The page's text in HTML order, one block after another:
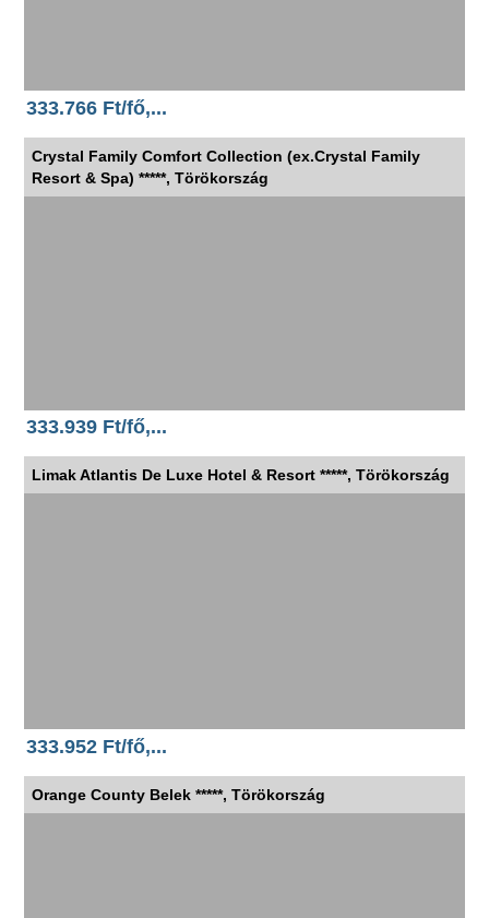
333.766 Ft/fő,...
Crystal Family Comfort Collection (ex.Crystal Family
Resort & Spa) *****, Törökország
333.939 Ft/fő,...
Limak Atlantis De Luxe Hotel & Resort *****, Törökország
333.952 Ft/fő,...
Orange County Belek *****, Törökország